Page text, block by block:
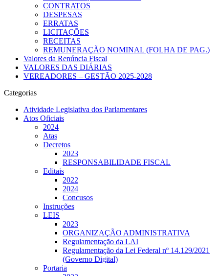
CONTRATOS
DESPESAS
ERRATAS
LICITAÇÕES
RECEITAS
REMUNERAÇÃO NOMINAL (FOLHA DE PAG.)
Valores da Renúncia Fiscal
VALORES DAS DIÁRIAS
VEREADORES – GESTÃO 2025-2028
Categorias
Atividade Legislativa dos Parlamentares
Atos Oficiais
2024
Atas
Decretos
2023
RESPONSABILIDADE FISCAL
Editais
2022
2024
Concusos
Instruções
LEIS
2023
ORGANIZAÇÃO ADMINISTRATIVA
Regulamentação da LAI
Regulamentação da Lei Federal nº 14.129/2021
(Governo Digital)
Portaria